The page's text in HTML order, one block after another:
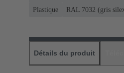
Plastique
RAL 7032 (gris
Détails du produit